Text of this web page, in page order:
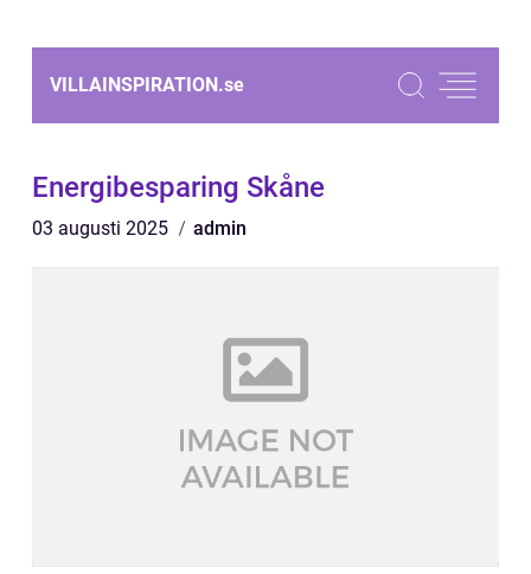
VILLAINSPIRATION.se
Energibesparing Skåne
03 augusti 2025 admin